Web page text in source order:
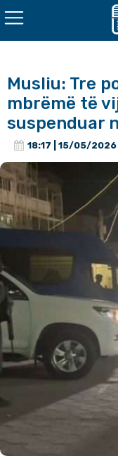
Musliu: Tre
mbrëmë të
suspenduar
18:17 | 15/05/2026